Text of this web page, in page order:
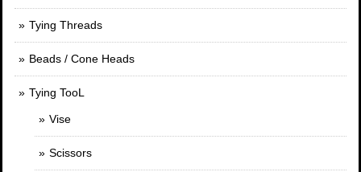
Tying Threads
Beads / Cone Heads
Tying TooL
Vise
Scissors